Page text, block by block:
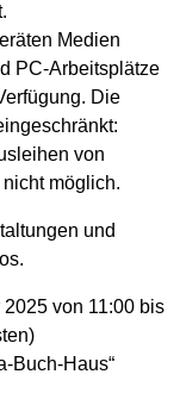
Medien
PC-Arbeitsplätze
Die
von
möglich.
und
von 11:00 bis
Buch-Haus“